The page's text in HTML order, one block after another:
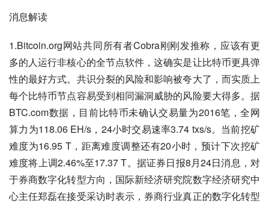
消息解读
1.Bitcoin.org网站共同所有者Cobra刚刚发推称，应该有更
多的人运行非核心的全节点软件，这确实是让比特币更具弹
性的最好方式。共识分裂的风险和影响被夸大了，而实质上
每个比特币节点容易受到相同漏洞威胁的风险要大得多。据
BTC.com数据，目前比特币未确认交易量为2016笔，全网
算力为118.06 EH/s，24小时交易速率3.74 txs/s。当前挖矿
难度为16.95 T，距离难度调整还有20小时，预计下次挖矿
难度将上调2.46%至17.37 T。据证券日报8月24日消息，对
于券商数字化转型方向，国际新经济研究院数字经济研究中
心主任郑磊在接受采访时表示，券商行业真正的数字化转型